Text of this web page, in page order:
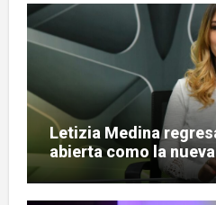
Letizia Medina
abierta como la
«Pulso Urbano»